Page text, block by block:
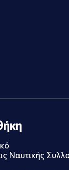
Ναυτικής